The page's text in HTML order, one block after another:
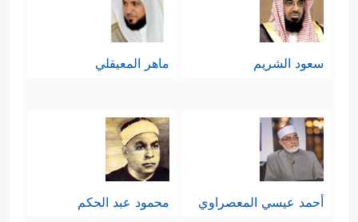
سعود الشريم ماهر المعيقلي
أحمد عيسي المعصراوي محمود عبد الحكم